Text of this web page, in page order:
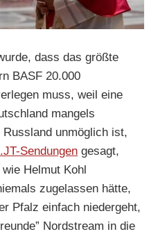
dass das größte
BASF 20.000
muss, weil eine
mangels
unmöglich ist,
Sendungen gesagt,
Helmut Kohl
zugelassen hätte,
Pfalz einfach niedergeht,
Nordstream in die